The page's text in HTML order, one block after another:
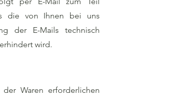
die von Ihnen bei uns
der E-Mails technisch
wird.
Waren erforderlichen